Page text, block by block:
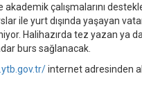
akademik çalışmalarını
ile yurt dışında yaşayan
Halihazırda tez yazan ya da
burs sağlanacak.
internet adresinden